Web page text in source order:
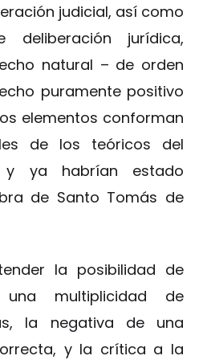
judicial, así como
jurídica,
natural – de orden
puramente positivo
elementos conforman
de los teóricos del
y ya habrían estado
de Santo Tomás de
la posibilidad de
una multiplicidad de
la negativa de una
y la crítica a la